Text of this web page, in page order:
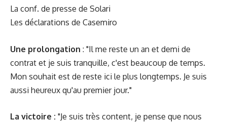
La conf. de presse de Solari
Les déclarations de Casemiro
Une prolongation : "Il me reste un an et demi de
contrat et je suis tranquille, c'est beaucoup de temps.
Mon souhait est de reste ici le plus longtemps. Je suis
aussi heureux qu'au premier jour."
La victoire : "Je suis très content, je pense que nous